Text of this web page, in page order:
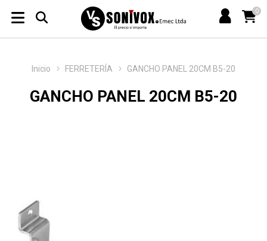
0
Inicio FERRETERÍA GANCHO PANEL 20CM B5-20
GANCHO PANEL 20CM B5-20